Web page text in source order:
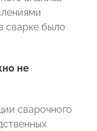
сварке было
не
сварочного